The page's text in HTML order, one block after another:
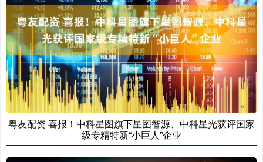
粤友配资 喜报！中科星图旗下星图智源、中科星光获评国家
级专精特新“小巨人”企业